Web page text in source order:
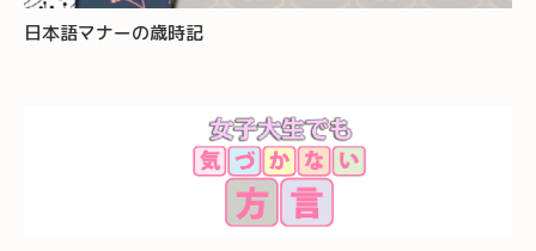
日本語マナーの歳時記